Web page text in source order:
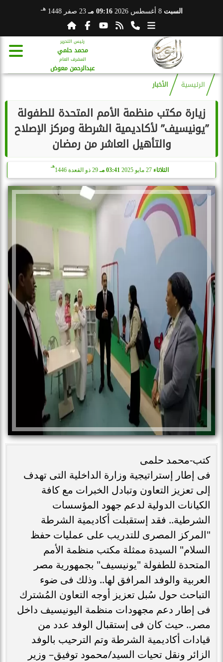
السبت 8 أغسطس 2026 09:16 مـ 23 صفر 1448 هـ
رئيس التحرير
محمد حلمي
المشرف العام
عبدالرحمن معوض
الرئيسية الأخبار
زيارة مكتب منظمة الأمم المتحدة للطفولة
”يونيسيف” لأكاديمية الشرطة ومركز الإصلاح
والتأهيل العاشر من رمضان
الثلاثاء 27 مايو 2025 03:41 مـ 29 ذو القعدة 1446
هـ
كتب-محمد حلمى
فى إطار إستراتيجية وزارة الداخلية التى تهدف
إلى تعزيز التعاون وتبادل الخبرات مع كافة
الكيانات الدولية لدعم جهود المؤسسات
الشرطية.. فقد إستقبلت أكاديمية الشرطة
"المركز المصرى للتدريب على عمليات حفظ
السلام" السيدة ممثلة مكتب منظمة الأمم
المتحدة للطفولة "يونيسيف" بجمهورية مصر
العربية والوفد المرافق لها.. وذلك فى ضوء
التباحث حول سُبل تعزيز أوجه التعاون المُشترك
فى إطار دعم مجهودات منظمة اليونيسيف داخل
مصر.. حيث كان فى إستقبال الوفد عدد من
قيادات أكاديمية الشرطة وتم الترحيب بالوفد
الزائر ونقل تحيات السيد/محمود توفيق– وزير